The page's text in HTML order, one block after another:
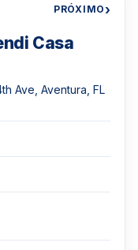
PRÓXIMO›
Casa
Ave, Aventura, FL